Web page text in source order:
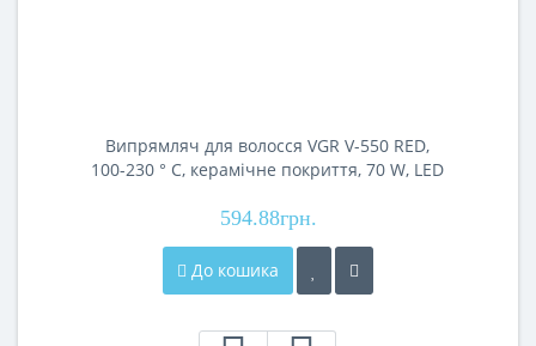
Випрямляч для волосся VGR V-550 RED,
100-230 ° C, керамічне покриття, 70 W, LED
594.88грн.
До кошика